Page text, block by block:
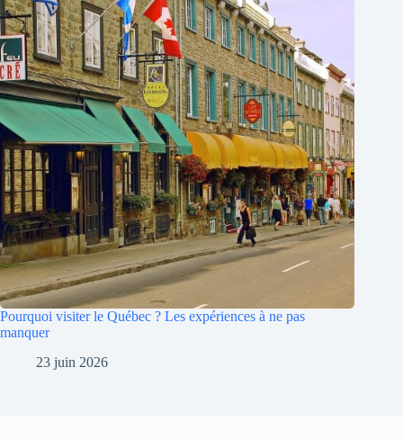
Pourquoi visiter le Québec ? Les expériences à ne pas
manquer
23 juin 2026